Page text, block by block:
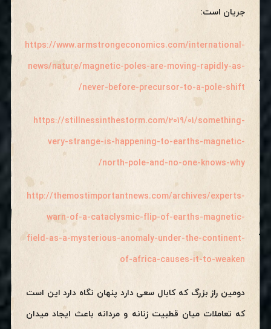
جریان است:
https://www.armstrongeconomics.com/international-
news/nature/magnetic-poles-are-moving-rapidly-as-
never-before-precursor-to-a-pole-shift/
https://stillnessinthestorm.com/2019/01/something-
very-strange-is-happening-to-earths-magnetic-
north-pole-and-no-one-knows-why/
http://themostimportantnews.com/archives/experts-
warn-of-a-cataclysmic-flip-of-earths-magnetic-
field-as-a-mysterious-anomaly-under-the-continent-
of-africa-causes-it-to-weaken
دومین راز بزرگ که کابال سعی دارد پنهان نگاه دارد این است
که تعاملات میان قطبیت زنانه و مردانه باعث ایجاد میدان